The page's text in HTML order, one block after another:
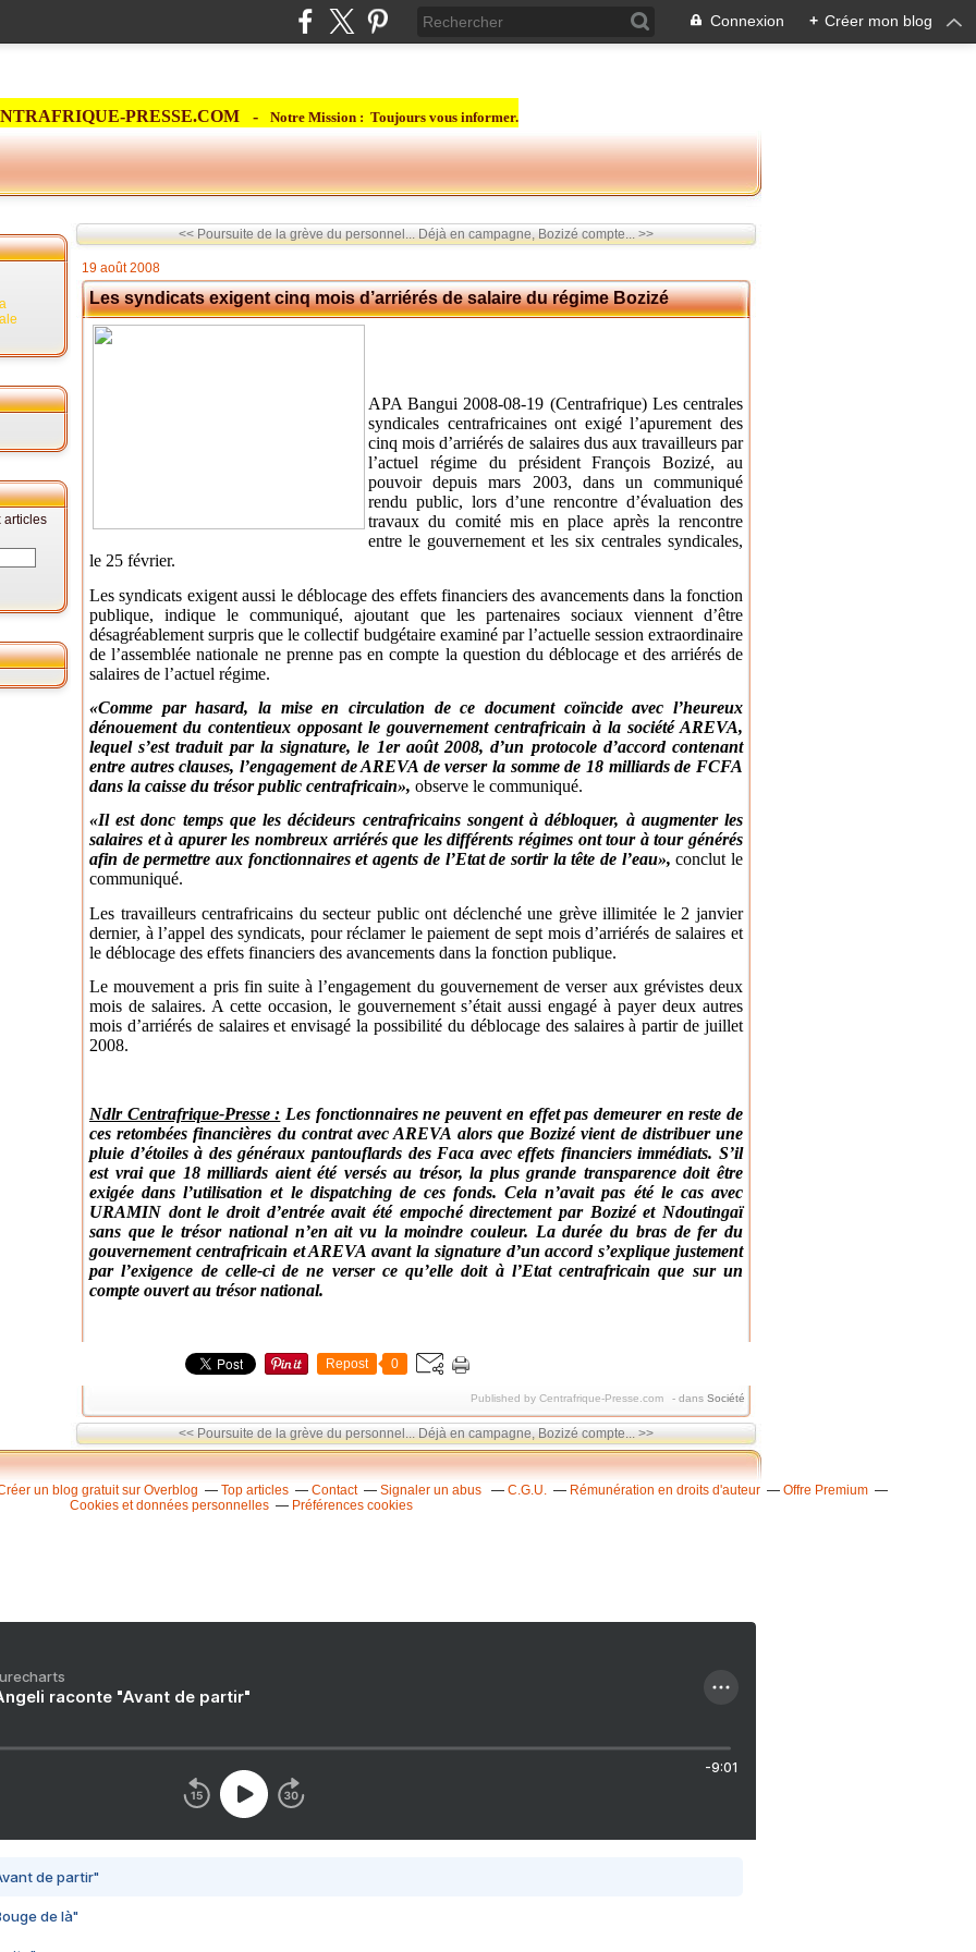
Connexion + Créer mon blog
PRESSE.COM - Notre Mission : Toujours vous informer.
articles
<< Poursuite de la grève du personnel... Déjà en campagne, Bozizé compte... >>
19 août 2008
Les syndicats exigent cinq mois d’arriérés de salaire du régime Bozizé
APA Bangui 2008-08-19 (Centrafrique) Les centrales
syndicales centrafricaines ont exigé l’apurement des
cinq mois d’arriérés de salaires dus aux travailleurs par
l’actuel régime du président François Bozizé, au
pouvoir depuis mars 2003, dans un communiqué
rendu public, lors d’une rencontre d’évaluation des
travaux du comité mis en place après la rencontre
entre le gouvernement et les six centrales syndicales,
le 25 février.
Les syndicats exigent aussi le déblocage des effets financiers des avancements dans la fonction
publique, indique le communiqué, ajoutant que les partenaires sociaux viennent d’être
désagréablement surpris que le collectif budgétaire examiné par l’actuelle session extraordinaire
de l’assemblée nationale ne prenne pas en compte la question du déblocage et des arriérés de
salaires de l’actuel régime.
«Comme par hasard, la mise en circulation de ce document coïncide avec l’heureux
dénouement du contentieux opposant le gouvernement centrafricain à la société AREVA,
lequel s’est traduit par la signature, le 1er août 2008, d’un protocole d’accord contenant
entre autres clauses, l’engagement de AREVA de verser la somme de 18 milliards de FCFA
dans la caisse du trésor public centrafricain», observe le communiqué.
«Il est donc temps que les décideurs centrafricains songent à débloquer, à augmenter les
salaires et à apurer les nombreux arriérés que les différents régimes ont tour à tour générés
afin de permettre aux fonctionnaires et agents de l’Etat de sortir la tête de l’eau», conclut le
communiqué.
Les travailleurs centrafricains du secteur public ont déclenché une grève illimitée le 2 janvier
dernier, à l’appel des syndicats, pour réclamer le paiement de sept mois d’arriérés de salaires et
le déblocage des effets financiers des avancements dans la fonction publique.
Le mouvement a pris fin suite à l’engagement du gouvernement de verser aux grévistes deux
mois de salaires. A cette occasion, le gouvernement s’était aussi engagé à payer deux autres
mois d’arriérés de salaires et envisagé la possibilité du déblocage des salaires à partir de juillet
2008.
Ndlr Centrafrique-Presse : Les fonctionnaires ne peuvent en effet pas demeurer en reste de
ces retombées financières du contrat avec AREVA alors que Bozizé vient de distribuer une
pluie d’étoiles à des généraux pantouflards des Faca avec effets financiers immédiats. S’il
est vrai que 18 milliards aient été versés au trésor, la plus grande transparence doit être
exigée dans l’utilisation et le dispatching de ces fonds. Cela n’avait pas été le cas avec
URAMIN dont le droit d’entrée avait été empoché directement par Bozizé et Ndoutingaï
sans que le trésor national n’en ait vu la moindre couleur. La durée du bras de fer du
gouvernement centrafricain et AREVA avant la signature d’un accord s’explique justement
par l’exigence de celle-ci de ne verser ce qu’elle doit à l’Etat centrafricain que sur un
compte ouvert au trésor national.
Repost 0
Published by Centrafrique-Presse.com - dans Société
<< Poursuite de la grève du personnel... Déjà en campagne, Bozizé compte... >>
un blog gratuit sur Overblog Top articles Contact Signaler un abus C.G.U. Rémunération en droits d'auteur
Offre Premium
Cookies et données personnelles
Préférences cookies
raconte "Avant de partir"
-9:01
de partir"
de là"